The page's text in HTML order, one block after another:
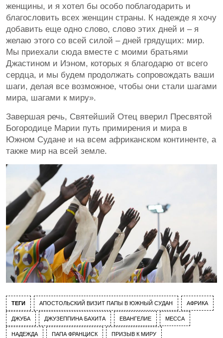
женщины, и я хотел бы особо поблагодарить и
благословить всех женщин страны. К надежде я хочу
добавить еще одно слово, слово этих дней и – я
желаю этого со всей силой – дней грядущих: мир.
Мы приехали сюда вместе с моими братьями
Джастином и Иэном, которых я благодарю от всего
сердца, и мы будем продолжать сопровождать ваши
шаги, делая все возможное, чтобы они стали шагами
мира, шагами к миру».
Завершая речь, Святейший Отец вверил Пресвятой
Богородице Марии путь примирения и мира в
Южном Судане и на всем африканском континенте, а
также мир на всей земле.
ТЕГИ АПОСТОЛЬСКИЙ ВИЗИТ ПАПЫ В ЮЖНЫЙ СУДАН АФРИКА
ДЖУБА ДЖУЗЕППИНА БАХИТА ЕВАНГЕЛИЕ МЕССА
НАДЕЖДА ПАПА ФРАНЦИСК ПРИЗЫВ К МИРУ